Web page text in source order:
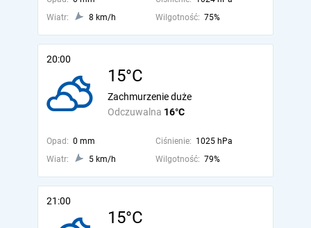
Wiatr:
8 km/h Wilgotność: 75%
20:00
15°C
Odczuwalna 16°C
Zachmurzenie duże
Opad: 0 mm Ciśnienie: 1025 hPa
Wiatr:
5 km/h Wilgotność: 79%
21:00
15°C